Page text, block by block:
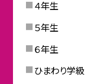
４年生
５年生
６年生
ひまわり学級